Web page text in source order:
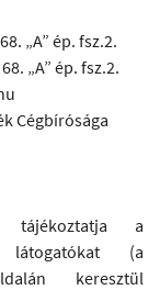
„A” ép. fsz.2.
„A” ép. fsz.2.
Cégbírósága
a
látogatókat (a
keresztül